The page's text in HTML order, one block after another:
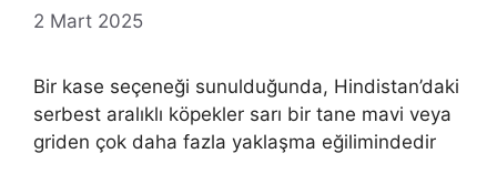
2 Mart 2025
Bir kase seçeneği sunulduğunda, Hindistan’daki
serbest aralıklı köpekler sarı bir tane mavi veya
griden çok daha fazla yaklaşma eğilimindedir